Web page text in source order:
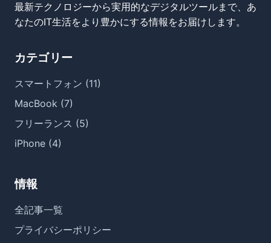
最新テクノロジーから実用的なデジタルツールまで、あ
なたのIT生活をより豊かにする情報をお届けします。
カテゴリー
スマートフォン (11)
MacBook (7)
フリーランス (5)
iPhone (4)
情報
全記事一覧
プライバシーポリシー